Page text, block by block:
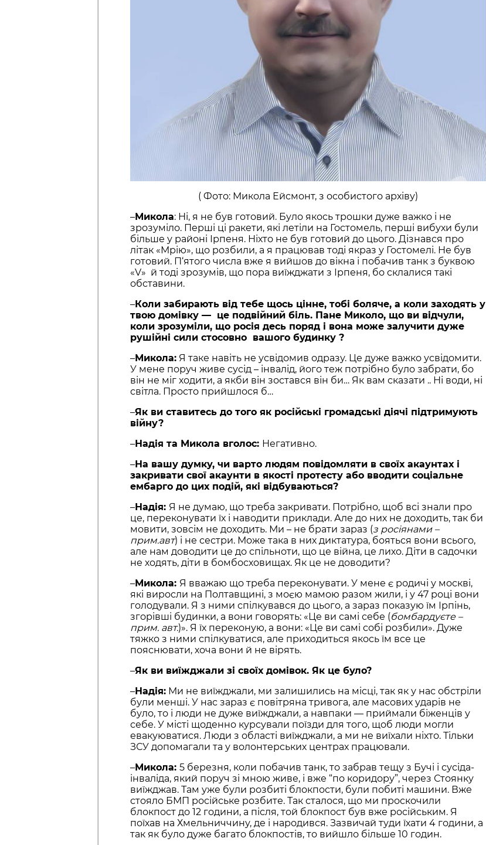
( Фото: Микола Ейсмонт, з особистого архіву)
–Микола: Ні, я не був готовий. Було якось трошки дуже важко і не
зрозуміло. Перші ці ракети, які летіли на Гостомель, перші вибухи були
більше у районі Ірпеня. Ніхто не був готовий до цього. Дізнався про
літак «Мрію», що розбили, а я працював тоді якраз у Гостомелі. Не був
готовий. П‘ятого числа вже я вийшов до вікна і побачив танк з буквою
«V» й тоді зрозумів, що пора виїжджати з Ірпеня, бо склалися такі
обставини.
–Коли забирають від тебе щось цінне, тобі боляче, а коли заходять у
твою домівку — це подвійний біль. Пане Миколо, що ви відчули,
коли зрозуміли, що росія десь поряд і вона може залучити дуже
рушійні сили стосовно вашого будинку ?
–Микола:Я таке навіть не усвідомив одразу. Це дуже важко усвідомити.
У мене поруч живе сусід – інвалід, його теж потрібно було забрати, бо
він не міг ходити, а якби він зостався він би… Як вам сказати .. Ні води, ні
світла. Просто прийшлося б…
–Як ви ставитесь до того як російські громадські діячі підтримують
війну?
–Надія та Микола вголос: Негативно.
–На вашу думку, чи варто людям повідомляти в своїх акаунтах і
закривати свої акаунти в якості протесту або вводити соціальне
ембарго до цих подій, які відбуваються?
–Надія: Я не думаю, що треба закривати. Потрібно, щоб всі знали про
це, переконувати їх і наводити приклади. Але до них не доходить, так би
мовити, зовсім не доходить. Ми – не брати зараз (з росіянами –
прим.авт) і не сестри. Може така в них диктатура, бояться вони всього,
але нам доводити це до спільноти, що це війна, це лихо. Діти в садочки
не ходять, діти в бомбосховищах. Як це не доводити?
–Микола: Я вважаю що треба переконувати. У мене є родичі у москві,
які виросли на Полтавщині, з моєю мамою разом жили, і у 47 році вони
голодували. Я з ними спілкувався до цього, а зараз показую їм Ірпінь,
згорівші будинки, а вони говорять: «Це ви самі себе (бомбардуєте –
прим. авт.)». Я їх переконую, а вони: «Це ви самі собі розбили». Дуже
тяжко з ними спілкуватися, але приходиться якось їм все це
пояснювати, хоча вони й не вірять.
–Як ви виїжджали зі своїх домівок. Як це було?
–Надія:Ми не виїжджали, ми залишились на місці, так як у нас обстріли
були менші. У нас зараз є повітряна тривога, але масових ударів не
було, то і люди не дуже виїжджали, а навпаки — приймали біженців у
себе. У місті щоденно курсували поїзди для того, щоб люди могли
евакуюватися. Люди з області виїжджали, а ми не виїхали ніхто. Тільки
ЗСУ допомагали та у волонтерських центрах працювали.
–Микола: 5 березня, коли побачив танк, то забрав тещу з Бучі і сусіда-
інваліда, який поруч зі мною живе, і вже “по коридору”, через Стоянку
виїжджав. Там уже були розбиті блокпости, були побиті машини. Вже
стояло БМП російське розбите. Так сталося, що ми проскочили
блокпост до 12 години, а після, той блокпост був вже російським. Я
поїхав на Хмельниччину, де і народився. Зазвичай туди їхати 4 години, а
так як було дуже багато блокпостів, то вийшло більше 10 годин.